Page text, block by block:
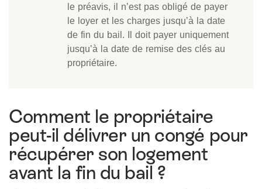
le préavis, il n’est pas obligé de payer
le loyer et les charges jusqu’à la date
de fin du bail. Il doit payer uniquement
jusqu’à la date de remise des clés au
propriétaire.
Comment le propriétaire
peut-il délivrer un congé pour
récupérer son logement
avant la fin du bail ?